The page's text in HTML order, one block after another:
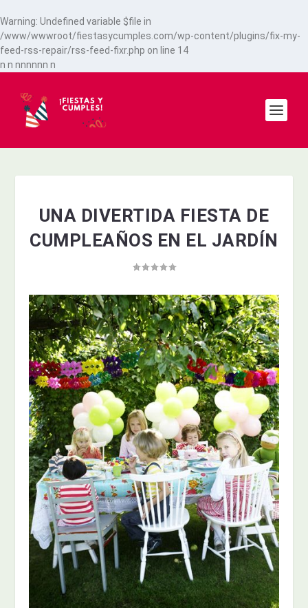
Warning: Undefined variable $file in
/www/wwwroot/fiestasycumples.com/wp-content/plugins/fix-my-
feed-rss-repair/rss-feed-fixr.php on line 14
n n nnnnnn n
UNA DIVERTIDA FIESTA DE
CUMPLEAÑOS EN EL JARDÍN